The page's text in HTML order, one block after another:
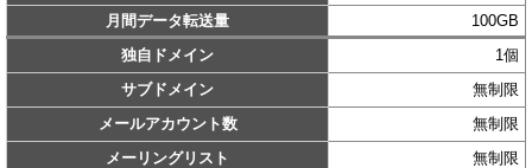
月間データ転送量
100GB
独自ドメイン
1個
サブドメイン
無制限
メールアカウント数
無制限
メーリングリスト
無制限